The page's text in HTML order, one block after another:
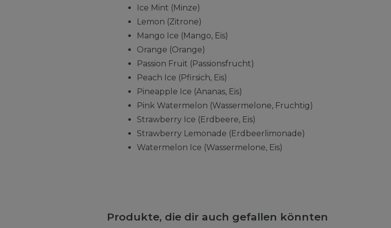
Ice Mint (Minze)
Lemon (Zitrone)
Mango Ice (Mango, Eis)
Orange (Orange)
Passion Fruit (Passionsfrucht)
Peach Ice (Pfirsich, Eis)
Pineapple Ice (Ananas, Eis)
Pink Watermelon (Wassermelone, Fruchtig)
Strawberry Ice (Erdbeere, Eis)
Strawberry Lemonade (Erdbeerlimonade)
Watermelon Ice (Wassermelone, Eis)
Produkte, die dir auch gefallen könnten